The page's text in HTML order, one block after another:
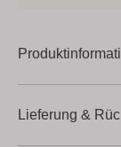
Lieferung &